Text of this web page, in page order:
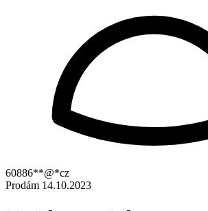
60886**@*cz
Prodám 14.10.2023